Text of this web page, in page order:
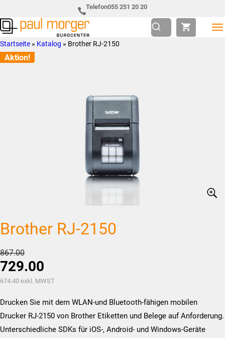
Hauptnavigation
springen
to
main
content
Telefon055 251 20 20
Paul
Morger
so
individuell
Startseite » Katalog » Brother RJ-2150
Aktion!
Brother RJ-2150
867.00Ursprünglicher
Preis
war:
729.00
Aktueller
ist:
CHF729.00.
674.40 exkl. MWST
Drucken Sie mit dem WLAN-und Bluetooth-fähigen mobilen
Drucker RJ-2150 von Brother Etiketten und Belege auf Anforderung.
Unterschiedliche SDKs für iOS-, Android- und Windows-Geräte